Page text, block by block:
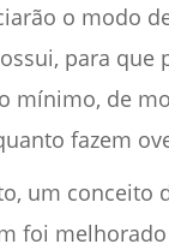
o modo
para que
mínimo, de
fazem
um conceito
foi